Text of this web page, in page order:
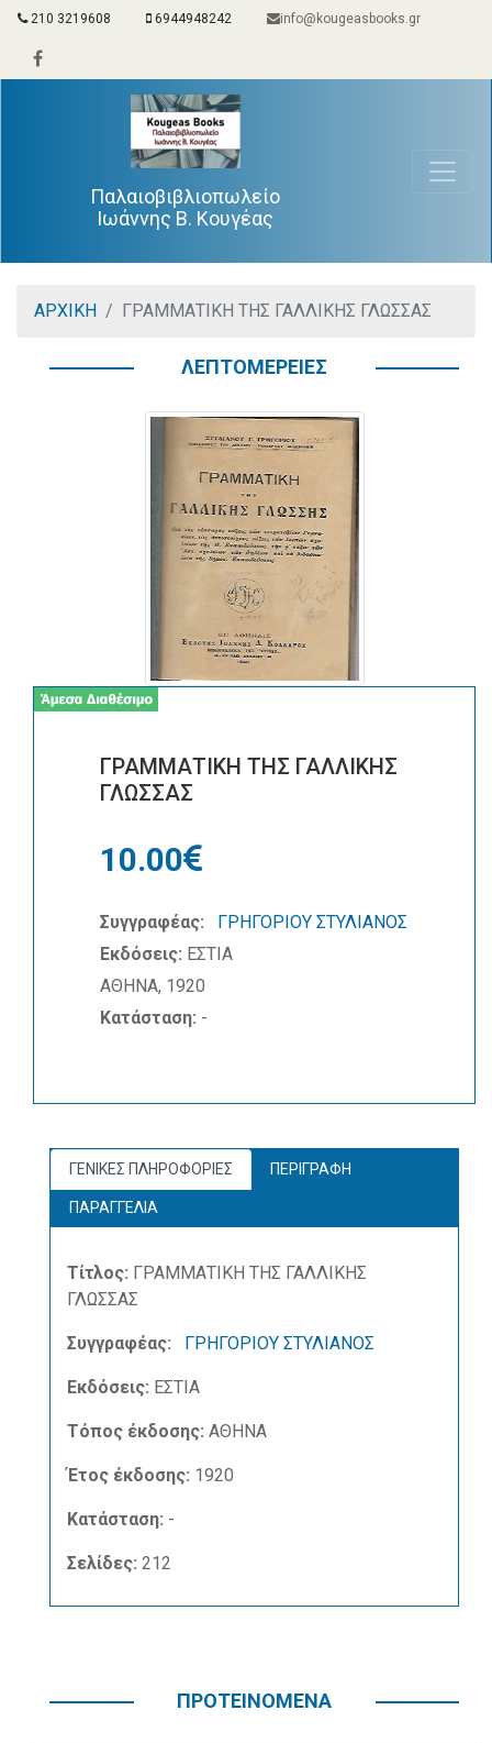
210 3219608 6944948242 info@kougeasbooks.gr
Παλαιοβιβλιοπωλείο
Ιωάννης Β. Κουγέας
ΑΡΧΙΚΗ ΓΡΑΜΜΑΤΙΚΗ ΤΗΣ ΓΑΛΛΙΚΗΣ ΓΛΩΣΣΑΣ
ΛΕΠΤΟΜΕΡΕΙΕΣ
ΓΡΑΜΜΑΤΙΚΗ ΤΗΣ ΓΑΛΛΙΚΗΣ
ΓΛΩΣΣΑΣ
10.00
Συγγραφέας:
ΓΡΗΓΟΡΙΟΥ ΣΤΥΛΙΑΝΟΣ
Εκδόσεις: ΕΣΤΙΑ
ΑΘΗΝΑ, 1920
Κατάσταση: -
ΓΕΝΙΚΕΣ ΠΛΗΡΟΦΟΡΙΕΣ ΠΕΡΙΓΡΑΦΗ
ΠΑΡΑΓΓΕΛΙΑ
Τίτλος: ΓΡΑΜΜΑΤΙΚΗ ΤΗΣ ΓΑΛΛΙΚΗΣ
ΓΛΩΣΣΑΣ
Συγγραφέας: ΓΡΗΓΟΡΙΟΥ ΣΤΥΛΙΑΝΟΣ
Εκδόσεις: ΕΣΤΙΑ
Τόπος έκδοσης: ΑΘΗΝΑ
Έτος έκδοσης: 1920
Κατάσταση: -
Σελίδες: 212
ΠΡΟΤΕΙΝΟΜΕΝΑ